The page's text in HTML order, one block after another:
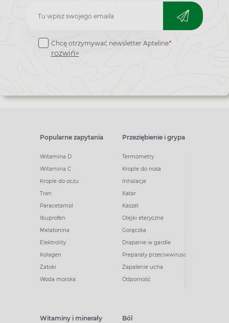
Zapisz
do
newslettera
Chcę otrzymywać newsletter Apteline*
rozwiń>
Popularne zapytania
Witamina D
Witamina C
Krople do oczu
Tran
Paracetamol
Ibuprofen
Melatonina
Elektrolity
Kolagen
Zatoki
Woda morska
Przeziębienie i grypa
Termometry
Krople do nosa
Inhalacje
Katar
Kaszel
Olejki eteryczne
Gorączka
Drapanie w gardle
Preparaty przeciwwirusowe
Zapalenie ucha
Odporność
Witaminy i minerały Ból